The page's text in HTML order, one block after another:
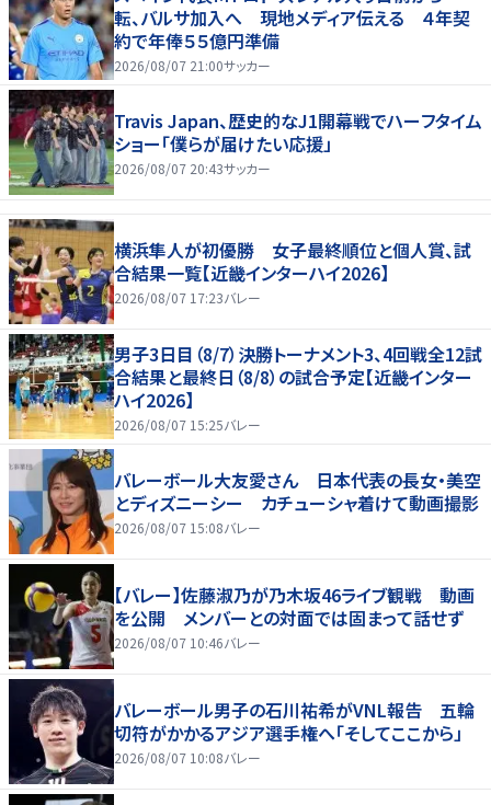
転、バルサ加入へ 現地メディア伝える ４年契
約で年俸５５億円準備
2026/08/07 21:00サッカー
Travis Japan、歴史的なJ1開幕戦でハーフタイム
ショー「僕らが届けたい応援」
2026/08/07 20:43サッカー
横浜隼人が初優勝 女子最終順位と個人賞、試
合結果一覧【近畿インターハイ2026】
2026/08/07 17:23バレー
男子3日目（8/7）決勝トーナメント3、4回戦全12試
合結果と最終日（8/8）の試合予定【近畿インター
ハイ2026】
2026/08/07 15:25バレー
バレーボール大友愛さん 日本代表の長女・美空
とディズニーシー カチューシャ着けて動画撮影
2026/08/07 15:08バレー
【バレー】佐藤淑乃が乃木坂46ライブ観戦 動画
を公開 メンバーとの対面では固まって話せず
2026/08/07 10:46バレー
バレーボール男子の石川祐希がVNL報告 五輪
切符がかかるアジア選手権へ「そしてここから」
2026/08/07 10:08バレー